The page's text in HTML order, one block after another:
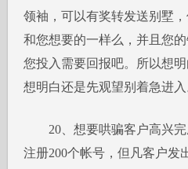
领袖，可以有奖转发送别墅
和您想要的一样么，并且您
您投入需要回报吧。所以想
想明白还是先观望别着急进入
20、想要哄骗客户高兴完
注册200个帐号，但凡客户发